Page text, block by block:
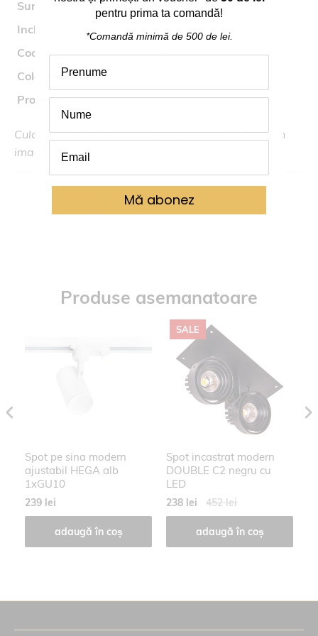
Sursa iluminat
1* bec GU10 max 50W
Inclus
Cod
4144101
Colectia
Producator
Viokef
Culoarea reala poate fi usor diferita fata de cea din
imagine.
Produse asemanatoare
Spot pe sina modern
ajustabil HEGA alb
1xGU10
239 lei
adaugă în coș
SALE
Spot incastrat modern
DOUBLE C2 negru cu
LED
238 lei 452 lei
adaugă în coș
pentru prima ta comandă!
*Comandă minimă de 500 de lei.
Mă abonez